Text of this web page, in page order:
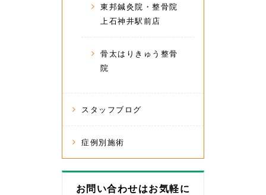
東邦鍼灸院・整骨院
上石神井駅前店
骨太はりきゅう整骨
院
スタッフブログ
症例別施術
お問い合わせはお気軽に